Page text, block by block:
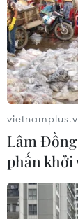
động của
25/07/2014
Hàn Quốc
biện pháp
Công
tên trên lãnh
Lâm Đồng
phấn khởi